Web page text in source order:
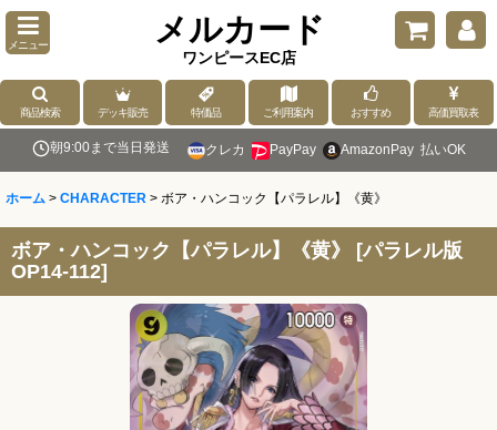
メニュー メルカード
ワンピースEC店
商品検索 デッキ販売 特価品 ご利用案内 おすすめ 高価買取表
朝9:00まで当日発送 クレカ PayPay AmazonPay 払いOK
ホーム > CHARACTER > ボア・ハンコック【パラレル】《黄》
ボア・ハンコック【パラレル】《黄》 [パラレル版
OP14-112]